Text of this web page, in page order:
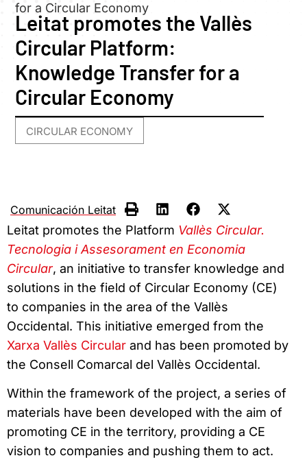
for a Circular Economy
Leitat promotes the Vallès
Circular Platform:
Knowledge Transfer for a
Circular Economy
CIRCULAR ECONOMY
Comunicación Leitat
Leitat promotes the Platform Vallès Circular.
Tecnologia i Assesorament en Economia
Circular, an initiative to transfer knowledge and
solutions in the field of Circular Economy (CE)
to companies in the area of the Vallès
Occidental. This initiative emerged from the
Xarxa Vallès Circular and has been promoted by
the Consell Comarcal del Vallès Occidental.
Within the framework of the project, a series of
materials have been developed with the aim of
promoting CE in the territory, providing a CE
vision to companies and pushing them to act.